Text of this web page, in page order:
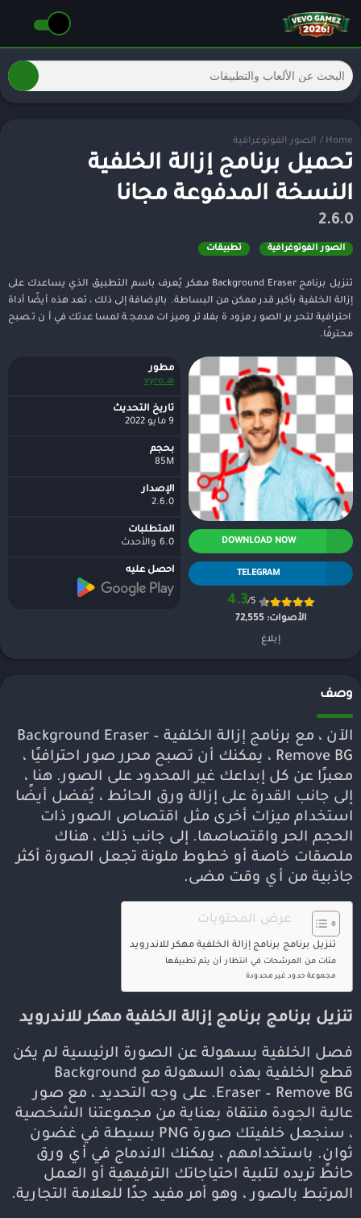
Home
/ الصور الفوتوغرافية
تحميل برنامج إزالة الخلفية
النسخة المدفوعة مجانا
2.6.0
الصور الفوتوغرافية تطبيقات
تنزيل برنامج Background Eraser مهكر يُعرف باسم التطبيق الذي يساعدك على
إزالة الخلفية بأكبر قدر ممكن من البساطة. بالإضافة إلى ذلك ، تعد هذه أيضًا أداة
احترافية لتحرير الصور مزودة بفلاتر وميزات مدمجة لمساعدتك في أن تصبح
محترفًا.
DOWNLOAD NOW
TELEGRAM
4.3/5
الأصوات: 72,555
إبلاغ
مطور
vyro.ai
تاريخ التحديث
9 مايو 2022
بحجم
85M
الإصدار
2.6.0
المتطلبات
6.0 والأحدث
احصل عليه
وصف
الآن ، مع برنامج إزالة الخلفية Background Eraser –
Remove BG ، يمكنك أن تصبح محرر صور احترافيًا ،
معبرًا عن كل إبداعك غير المحدود على الصور. هنا ،
إلى جانب القدرة على إزالة ورق الحائط ، يُفضل أيضًا
استخدام ميزات أخرى مثل اقتصاص الصور ذات
الحجم الحر واقتصاصها. إلى جانب ذلك ، هناك
ملصقات خاصة أو خطوط ملونة تجعل الصورة أكثر
جاذبية من أي وقت مضى.
عرض المحتويات
تنزيل برنامج برنامج إزالة الخلفية مهكر للاندرويد
مئات من المرشحات في انتظار أن يتم تطبيقها
مجموعة حدود غير محدودة
تنزيل برنامج برنامج إزالة الخلفية مهكر للاندرويد
فصل الخلفية بسهولة عن الصورة الرئيسية لم يكن
قطع الخلفية بهذه السهولة مع Background
Eraser – Remove BG. على وجه التحديد ، مع صور
عالية الجودة منتقاة بعناية من مجموعتنا الشخصية
، سنجعل خلفيتك صورة PNG بسيطة في غضون
ثوانٍ. باستخدامهم ، يمكنك الاندماج في أي ورق
حائط تريده لتلبية احتياجاتك الترفيهية أو العمل
المرتبط بالصور ، وهو أمر مفيد جدًا للعلامة التجارية.